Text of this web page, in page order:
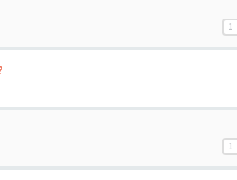
1
1